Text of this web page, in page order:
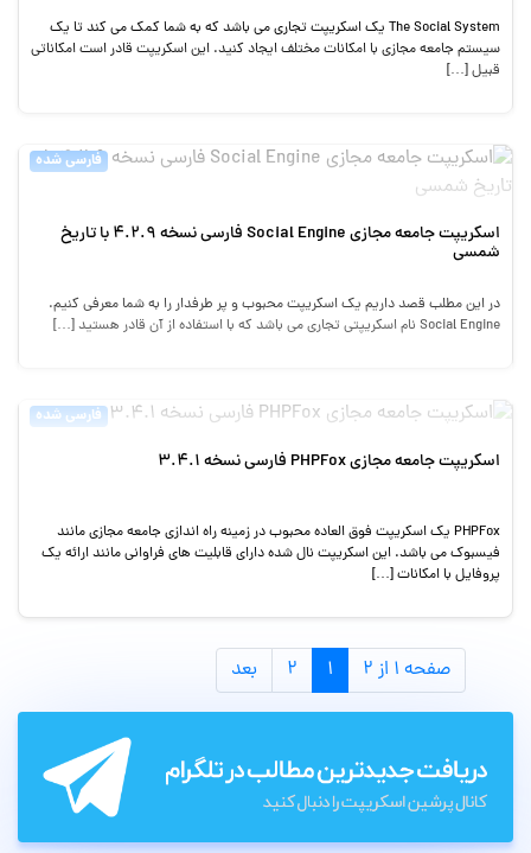
The Social System یک اسکریپت تجاری می باشد که به شما کمک می کند تا یک
سیستم جامعه مجازی با امکانات مختلف ایجاد کنید. این اسکریپت قادر است امکاناتی
قبیل […]
فارسی شده
اسکریپت جامعه مجازی Social Engine فارسی نسخه 4.2.9 با تاریخ
شمسی
در این مطلب قصد داریم یک اسکریپت محبوب و پر طرفدار را به شما معرفی کنیم.
Social Engine نام اسکریپتی تجاری می باشد که با استفاده از آن قادر هستید […]
فارسی شده
اسکریپت جامعه مجازی PHPFox فارسی نسخه 3.4.1
PHPFox یک اسکریپت فوق العاده محبوب در زمینه راه اندازی جامعه مجازی مانند
فیسبوک می باشد. این اسکریپت نال شده دارای قابلیت های فراوانی مانند ارائه یک
پروفایل با امکانات […]
صفحه ۱ از ۲ ۱ ۲ بعد